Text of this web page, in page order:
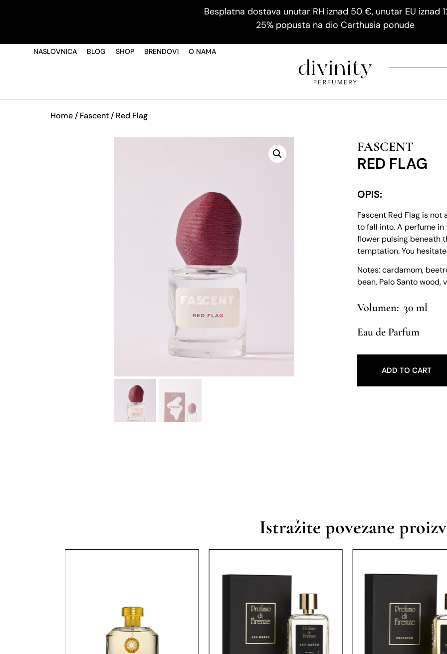
Besplatna dostava unutar RH iznad 50 €, unutar EU iznad
25% popusta na dio Carthusia ponude
NASLOVNICA BLOG SHOP BRENDOVI O NAMA
Home/ Fascent/ Red Flag
FASCENT
RED FLAG
OPIS:
Fascent Red Flag is
to fall into. A perfume
flower pulsing beneath
temptation. You
Notes: cardamom,
bean, Palo Santo wood,
30 ml
Eau de Parfum
ADD TO CART
Istražite povezane